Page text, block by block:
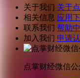
关于我们 关于
相关信息 应用
联系我们 帮助
加入我们 申请
点掌财经微信